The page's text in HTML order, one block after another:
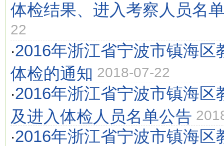
体检结果、进入考察人员名
22
·2016年浙江省宁波市镇海区
体检的通知 2018-07-22
·2016年浙江省宁波市镇海区
及进入体检人员名单公告
·2016年浙江省宁波市镇海区